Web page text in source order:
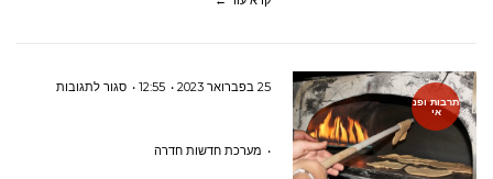
תרבות ופנ
אי
25 בפברואר 2023 12:55 סגור לתגובותעל
מערכת חדשות חדרה